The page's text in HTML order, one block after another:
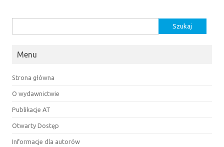
Menu
Strona główna
O wydawnictwie
Publikacje AT
Otwarty Dostęp
Informacje dla autorów